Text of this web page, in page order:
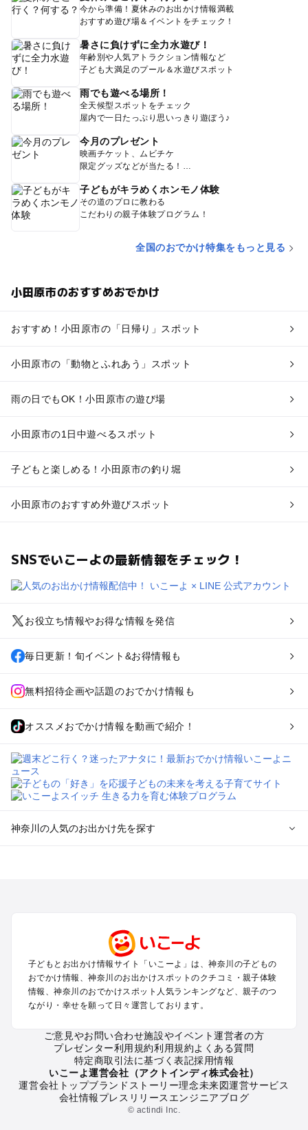
今から準備！夏休みのお出かけ情報満載
おすすめ遊び場＆イベントをチェック！
暑さに負けずに全力水遊び！
年齢別や人気アトラクション情報など
子ども大満足のプール＆水遊びスポット
雨でも遊べる場所！
全天候型スポットをチェック
屋内で一日たっぷり思いっきり遊ぼう♪
今月のプレゼント
映画チケット、ムビチケ
限定グッズなどが当たる！
子どもがキラめくホンモノ体験
その道のプロに教わる
こだわりの親子体験プログラム！
全国のおでかけ特集をもっと見る
小田原市のおすすめおでかけ
おすすめ！小田原市の「日帰り」スポット
小田原市の「動物とふれあう」スポット
雨の日でもOK！小田原市の遊び場
小田原市の1日中遊べるスポット
子どもと楽しめる！小田原市の釣り堀
小田原市のおすすめ外遊びスポット
SNSでいこーよの最新情報をチェック！
お役立ち情報やお得な情報を発信
毎日更新！旬イベント&お得情報も
無料招待企画や話題のおでかけ情報も
オススメおでかけ情報を動画で紹介！
神奈川の人気のお出かけ先を探す
小田原・熱海・湯河原・真鶴のプールお出かけ
町田・相模原・愛川・上野原のプールお出かけ
新横浜・港北エリア・日吉・青葉台・鶴見のプールお出かけ
川崎のプールお出かけ
海老名・厚木のプールお出かけ
箱根（湯本・強羅・小涌谷・仙石原・芦ノ湖）のプールお出か
秦野・南足柄・丹沢のプールお出かけ
戸塚・港南・旭・瀬谷・泉（横浜）のプールお出かけ
子どもとお出かけ情報サイト「いこーよ」は、神奈川の子どもの
おでかけ情報、神奈川のお出かけスポットのクチコミ・親子体験
情報、神奈川のおでかけスポット人気ランキングなど、親子のつ
ながり・幸せを願って日々運営しております。
ご意見やお問い合わせ施設やイベント運営者の方
プレゼンター利用規約利用規約よくある質問
特定商取引法に基づく表記採用情報
いこーよ運営会社（アクトインディ株式会社）
運営会社トップブランドストーリー理念未来図運営サービス
会社情報プレスリリース エンジニアブログ
© actindi Inc.